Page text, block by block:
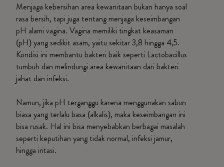
Menjaga kebersihan area kewanitaan bukan hanya soal
rasa bersih, tapi juga tentang menjaga keseimbangan
pH alami vagina. Vagina memiliki tingkat keasaman
(pH) yang sedikit asam, yaitu sekitar 3,8 hingga 4,5.
Kondisi ini membantu bakteri baik seperti Lactobacillus
tumbuh dan melindungi area kewanitaan dari bakteri
jahat dan infeksi.
Namun, jika pH terganggu karena menggunakan sabun
biasa yang terlalu basa (alkalis), maka keseimbangan ini
bisa rusak. Hal ini bisa menyebabkan berbagai masalah
seperti keputihan yang tidak normal, infeksi jamur,
hingga iritasi.